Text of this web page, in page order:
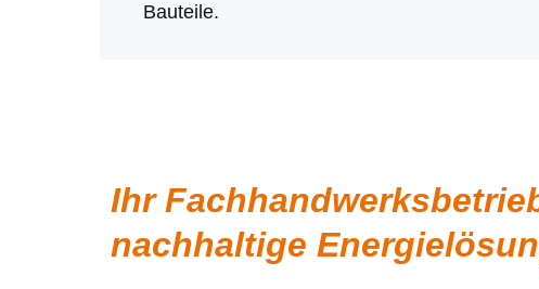
Bauteile.
Ihr
nachhaltige